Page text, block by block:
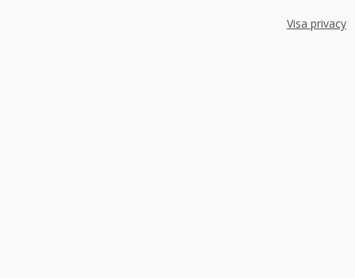
Visa privacy